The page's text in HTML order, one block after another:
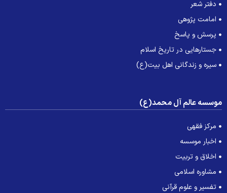
دفتر شعر
امامت پژوهی
پرسش و پاسخ
جستارهایی در تاریخ اسلام
سیره و زندگانی اهل بیت(ع)
عالم آل محمد(ع)
مرکز فقهی
اخبار موسسه
اخلاق و تربیت
مشاوره اسلامی
تفسیر و علوم قرآنی